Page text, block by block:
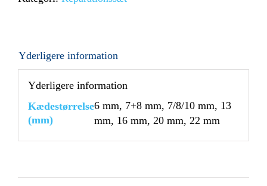
Yderligere information
Yderligere information
Kædestørrelse
(mm)
6 mm, 7+8 mm, 7/8/10 mm, 13
mm, 16 mm, 20 mm, 22 mm